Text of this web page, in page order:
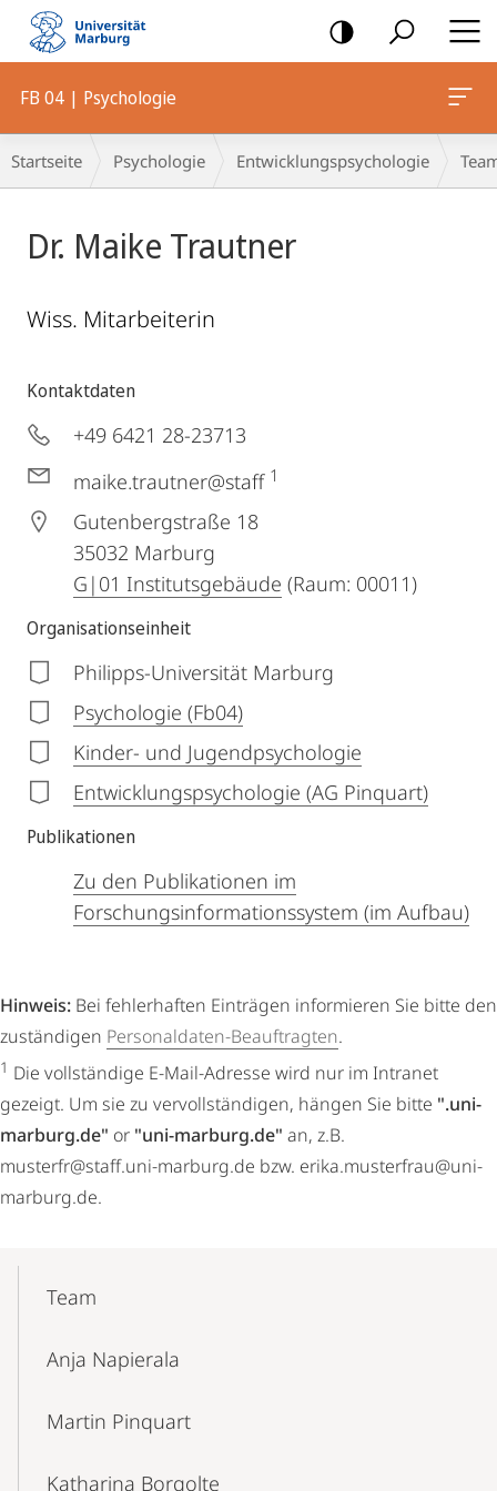
Mobile-
Navigation
FB 04 | Psychologie
Breadcrumb-
Navigation
Startseite Psychologie Entwicklungspsychologie
Dr. Maike Trautner
Wiss. Mitarbeiterin
Kontaktdaten
+49 6421 28-23713
maike.trautner@staff 1
Gutenbergstraße 18
35032 Marburg
G|01 Institutsgebäude (Raum: 00011)
Organisationseinheit
Philipps-Universität Marburg
Psychologie (Fb04)
Kinder- und Jugendpsychologie
Entwicklungspsychologie (AG Pinquart)
Publikationen
Zu den Publikationen im
Forschungsinformationssystem (im Aufbau)
Hinweis: Bei fehlerhaften Einträgen informieren Sie bitte den
zuständigen Personaldaten-Beauftragten.
1 Die vollständige E-Mail-Adresse wird nur im Intranet
gezeigt. Um sie zu vervollständigen, hängen Sie bitte ".uni-
marburg.de" or "uni-marburg.de" an, z.B.
musterfr@staff.uni-marburg.de bzw. erika.musterfrau@uni-
marburg.de.
Navigation
Team
Anja Napierala
Martin Pinquart
Katharina Borgolte